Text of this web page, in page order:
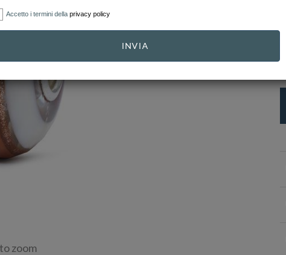
zoom
Accetto i termini della privacy policy
INVIA